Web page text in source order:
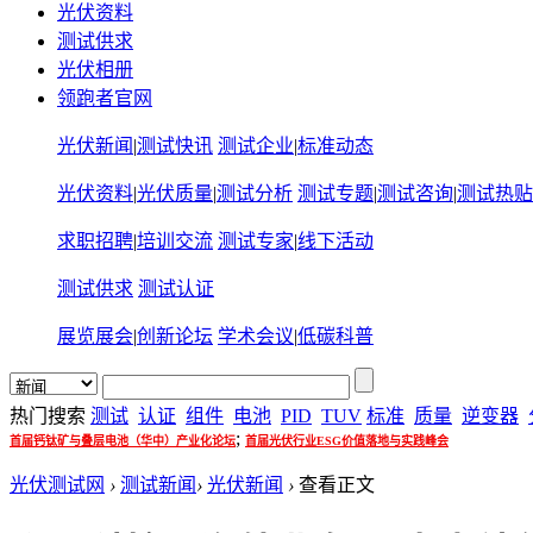
光伏资料
测试供求
光伏相册
领跑者官网
光伏新闻 |测试快讯 测试企业|标准动态
光伏资料|光伏质量|测试分析 测试专题|测试咨询|测试热贴
求职招聘|培训交流 测试专家|线下活动
测试供求 测试认证
展览展会|创新论坛 学术会议|低碳科普
热门搜索 测试 认证 组件 电池 PID TUV 标准 质量 逆变器
首届钙钛矿与叠层电池（华中）产业化论坛; 首届光伏行业ESG价值落地与实践峰会
光伏测试网 › 测试新闻 › 光伏新闻 › 查看正文